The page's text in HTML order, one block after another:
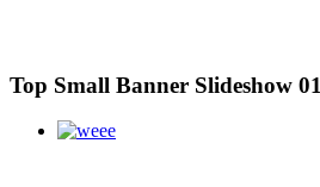
Top Small Banner Slideshow 01